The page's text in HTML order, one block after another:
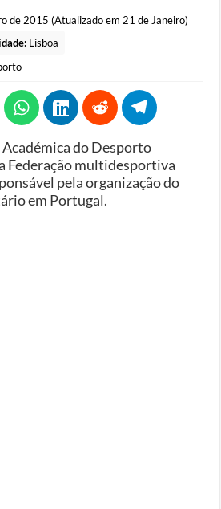
de 2015 (Atualizado em 21 de Janeiro)
Lisboa
Académica do Desporto
Federação multidesportiva
pela organização do
em Portugal.